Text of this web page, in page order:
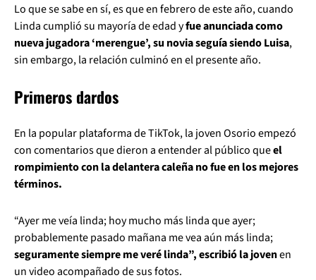
Lo que se sabe en sí, es que en febrero de este año, cuando
Linda cumplió su mayoría de edad yfue anunciada como
nueva jugadora ‘merengue’, su novia seguía siendo Luisa,
sin embargo, la relación culminó en el presente año.
Primeros dardos
En la popular plataforma de TikTok, la joven Osorio empezó
con comentarios que dieron a entender al público queel
rompimiento con la delantera caleña no fue en los mejores
términos.
“Ayer me veía linda; hoy mucho más linda que ayer;
probablemente pasado mañana me vea aún más linda;
seguramente siempre me veré linda”, escribió la jovenen
un video acompañado de sus fotos.